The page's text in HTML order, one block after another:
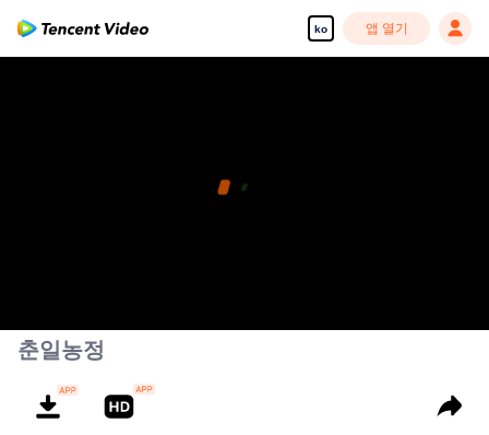
ko 앱 열기
춘일농정